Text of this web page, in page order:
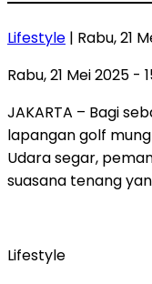
Lifestyle | Rabu, 21
Rabu, 21 Mei 2025 -
JAKARTA – Bagi
lapangan golf
Udara segar,
suasana tenang
Lifestyle